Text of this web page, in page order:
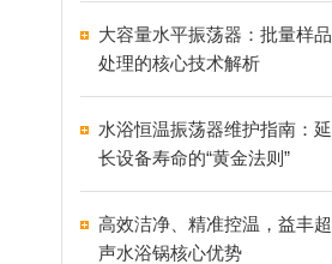
大容量水平振荡器：批量样品
处理的核心技术解析
水浴恒温振荡器维护指南：延
长设备寿命的“黄金法则”
高效洁净、精准控温，益丰超
声水浴锅核心优势